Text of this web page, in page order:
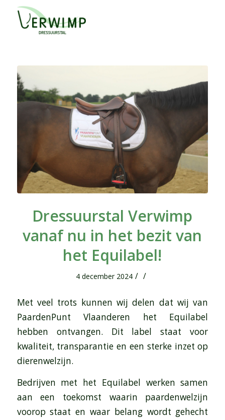
Dressuurstal Verwimp
vanaf nu in het bezit van
het Equilabel!
4 december 2024 / /
Met veel trots kunnen wij delen dat wij van
PaardenPunt Vlaanderen het Equilabel
hebben ontvangen. Dit label staat voor
kwaliteit, transparantie en een sterke inzet op
dierenwelzijn.
Bedrijven met het Equilabel werken samen
aan een toekomst waarin paardenwelzijn
voorop staat en waar belang wordt gehecht